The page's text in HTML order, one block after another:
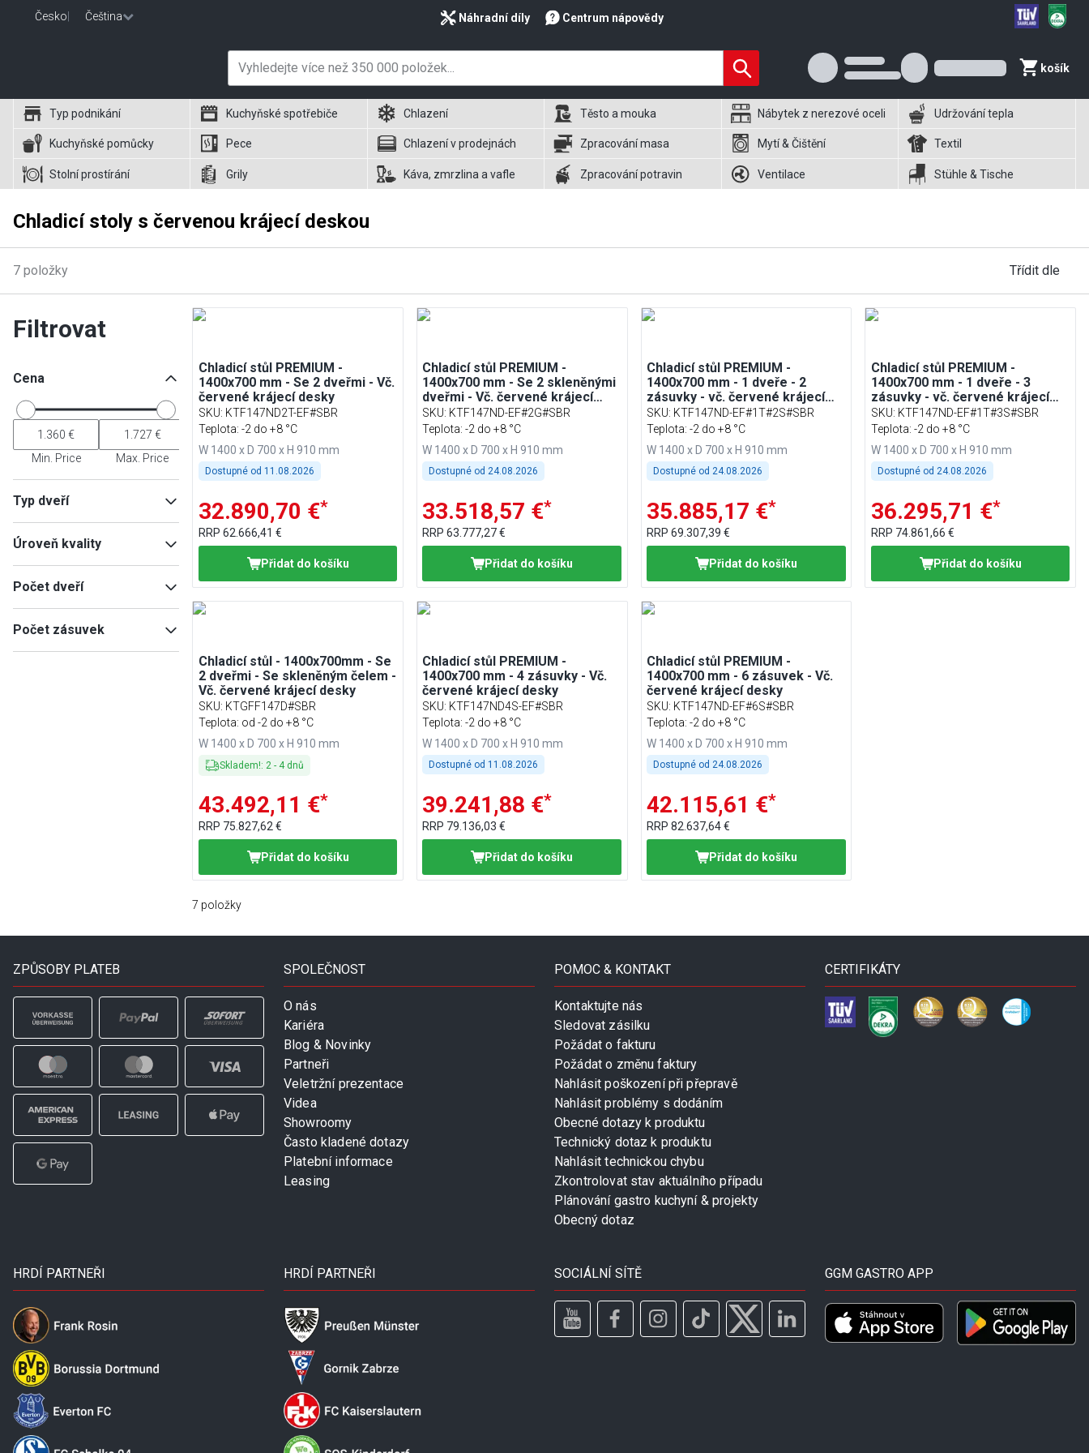
Česko Čeština Náhradní díly Centrum nápovědy
košík
Typ podnikání Kuchyňské spotřebiče Chlazení Těsto a mouka Nábytek z nerezové oceli Udržování tepla
Kuchyňské pomůcky Pece Chlazení v prodejnách Zpracování masa Mytí & Čištění Textil
Stolní prostírání Grily Káva, zmrzlina a vafle Zpracování potravin Ventilace Stühle & Tische
Chladicí stoly s červenou krájecí deskou
7 položky Třídit dle
Filtrovat
Cena
Min. Price Max. Price
Typ dveří
Skleněné dveře
Úroveň kvality
Počet dveří
1(2 )
Počet zásuvek
Chladicí stůl PREMIUM -
1400x700 mm - Se 2 dveřmi - Vč.
červené krájecí desky
SKU: KTF147ND2T-EF#SBR
Teplota: -2 do +8 °C
W 1400 x D 700 x H 910 mm
Dostupné od 11.08.2026
32.890,70 €*
RRP 62.666,41 €
Přidat do košíku
Chladicí stůl PREMIUM -
1400x700 mm - Se 2 skleněnými
dveřmi - Vč. červené krájecí
desky
SKU: KTF147ND-EF#2G#SBR
Teplota: -2 do +8 °C
W 1400 x D 700 x H 910 mm
Dostupné od24.08.2026
33.518,57 €*
RRP63.777,27 €
Přidat do košíku
Chladicí stůl PREMIUM -
1400x700 mm - 1 dveře - 2
zásuvky - vč. červené krájecí
desky
SKU: KTF147ND-EF#1T#2S#SBR
Teplota: -2 do +8 °C
W 1400 x D 700 x H 910 mm
Dostupné od24.08.2026
35.885,17 €*
RRP69.307,39 €
Přidat do košíku
Chladicí stůl PREMIUM -
1400x700 mm - 1 dveře - 3
zásuvky - vč. červené krájecí
desky
SKU: KTF147ND-EF#1T#3S#SBR
Teplota: -2 do +8 °C
W 1400 x D 700 x H 910 mm
Dostupné od 24.08.2026
36.295,71 €*
RRP 74.861,66 €
Přidat do košíku
Chladicí stůl - 1400x700mm - Se
2 dveřmi - Se skleněným čelem -
Vč. červené krájecí desky
SKU: KTGFF147D#SBR
Teplota: od -2 do +8 °C
W 1400 x D 700 x H 910 mm
Skladem!: 2 - 4 dnů
43.492,11 €*
RRP 75.827,62 €
Přidat do košíku
Chladicí stůl PREMIUM -
1400x700 mm - 4 zásuvky - Vč.
červené krájecí desky
SKU: KTF147ND4S-EF#SBR
Teplota: -2 do +8 °C
W 1400 x D 700 x H 910 mm
Dostupné od 11.08.2026
39.241,88 €*
RRP 79.136,03 €
Přidat do košíku
Chladicí stůl PREMIUM -
1400x700 mm - 6 zásuvek - Vč.
červené krájecí desky
SKU: KTF147ND-EF#6S#SBR
Teplota: -2 do +8 °C
W 1400 x D 700 x H 910 mm
Dostupné od 24.08.2026
42.115,61 €*
RRP82.637,64 €
Přidat do košíku
7 položky
ZPŮSOBY PLATEB SPOLEČNOST
O nás
Kariéra
Blog & Novinky
Partneři
Veletržní prezentace
Videa
Showroomy
Často kladené dotazy
Platební informace
Leasing
POMOC & KONTAKT
Kontaktujte nás
Sledovat zásilku
Požádat o fakturu
Požádat o změnu faktury
Nahlásit poškození při přepravě
Nahlásit problémy s dodáním
Obecné dotazy k produktu
Technický dotaz k produktu
Nahlásit technickou chybu
Zkontrolovat stav aktuálního případu
Plánování gastro kuchyní & projekty
Obecný dotaz
CERTIFIKÁTY
HRDÍ PARTNEŘI HRDÍ PARTNEŘI SOCIÁLNÍ SÍTĚ GGM GASTRO APP